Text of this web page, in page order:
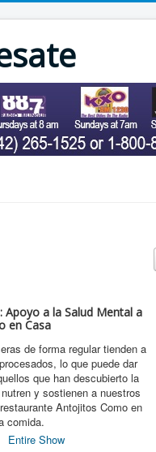
a la Salud Mental a
en Casa
de forma regular tienden a
lo que puede dar
que han descubierto la
y sostienen a nuestros
Antojitos Como en
comida.
Entire Show